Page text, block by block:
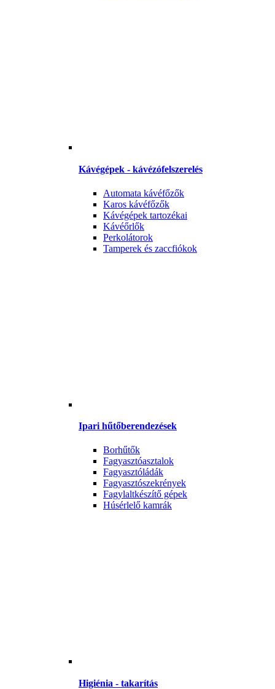
Kávégépek - kávézófelszerelés
Automata kávéfőzők
Karos kávéfőzők
Kávégépek tartozékai
Kávéőrlők
Perkolátorok
Tamperek és zaccfiókok
Ipari hűtőberendezések
Borhűtők
Fagyasztóasztalok
Fagyasztóládák
Fagyasztószekrények
Fagylaltkészítő gépek
Húsérlelő kamrák
Higiénia - takarítás